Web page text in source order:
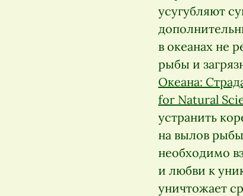
усугубляют
в океанах не
рыбы и
Океана:
for Natural
устранить
на вылов
необходимо
и любви к
уничтожает